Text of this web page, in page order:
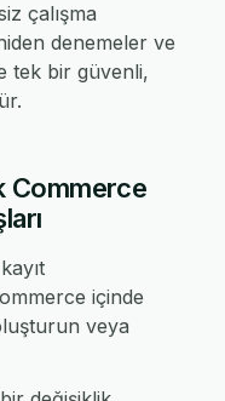
çalışma
denemeler ve
tek bir güvenli,
Commerce
içinde
veya